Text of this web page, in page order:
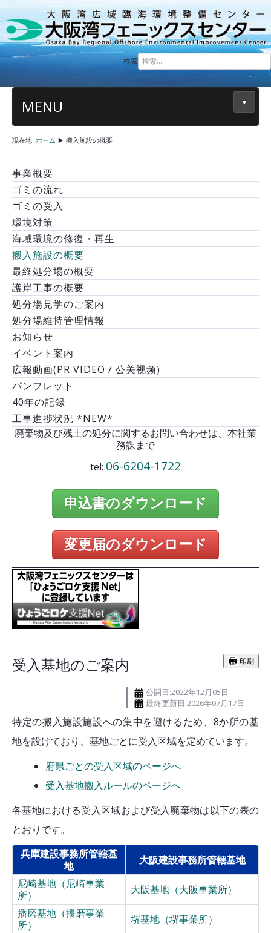
検索
MENU ▼
現在地: ホーム ▶ 搬入施設の概要
事業概要
ゴミの流れ
ゴミの受入
環境対策
海域環境の修復・再生
搬入施設の概要
最終処分場の概要
護岸工事の概要
処分場見学のご案内
処分場維持管理情報
お知らせ
イベント案内
広報動画(PR VIDEO / 公关视频)
パンフレット
40年の記録
工事進捗状況 *NEW*
廃棄物及び残土の処分に関するお問い合わせは、本社業
務課まで
tel: 06-6204-1722
申込書のダウンロード
変更届のダウンロード
印刷
受入基地のご案内
公開日:2022年12月05日
最終更新日:2026年07月17日
特定の搬入施設施設への集中を避けるため、8か所の基
地を設けており、基地ごとに受入区域を定めています。
府県ごとの受入区域のページへ
受入基地搬入ルールのページへ
各基地における受入区域および受入廃棄物は以下の表の
とおりです。
兵庫建設事務所管轄基
地
大阪建設事務所管轄基地
尼崎基地（尼崎事業
所）
大阪基地（大阪事業所）
播磨基地（播磨事業
所）
堺基地（堺事業所）